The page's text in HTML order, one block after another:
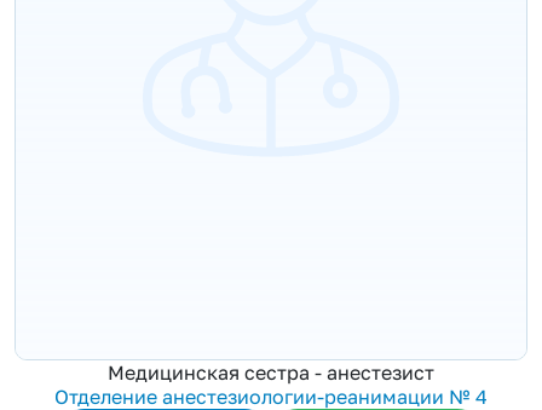
Медицинская сестра - анестезист
Отделение анестезиологии-реанимации № 4